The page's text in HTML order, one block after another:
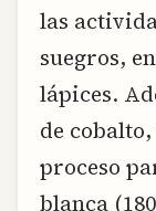
las
suegros,
lápices.
de
proceso
blanca